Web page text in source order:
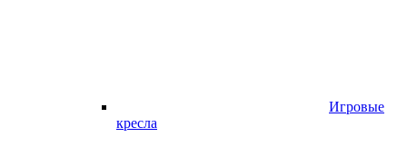
Игровые
кресла